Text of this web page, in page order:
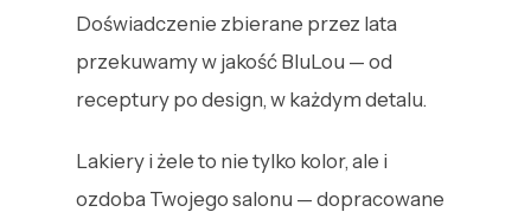
Doświadczenie zbierane przez lata
przekuwamy w jakość BluLou — od
receptury po design, w każdym detalu.
Lakiery i żele to nie tylko kolor, ale i
ozdoba Twojego salonu — dopracowane